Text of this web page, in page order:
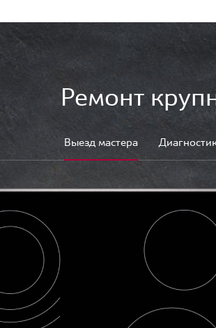
Ремонт
Выезд мастера